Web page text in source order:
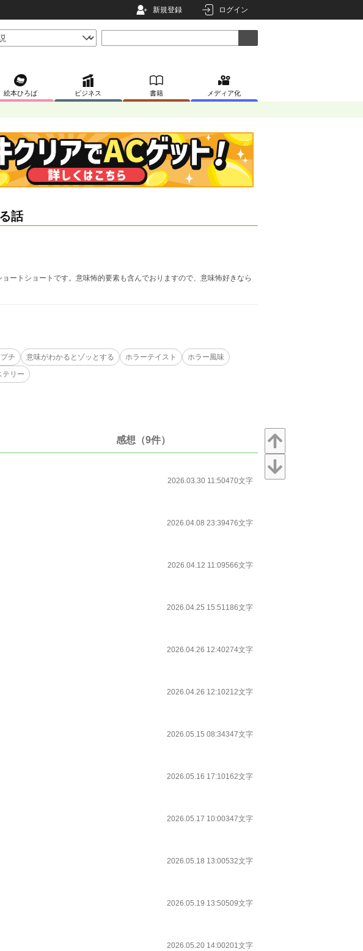
新規登録 ログイン
絵本ひろば ビジネス 書籍 メディア化
話
ートショートです。意味怖的要素も含んでおりますので、意味怖好きなら
チ 意味がわかるとゾッとする ホラーテイスト
ホラー風味
テリー
感想（9件）
2026.03.30 11:50470文字
2026.04.08 23:39476文字
2026.04.12 11:09566文字
2026.04.25 15:51186文字
2026.04.26 12:40274文字
2026.04.26 12:10212文字
2026.05.15 08:34347文字
2026.05.16 17:10162文字
2026.05.17 10:00347文字
2026.05.18 13:00532文字
2026.05.19 13:50509文字
2026.05.20 14:00201文字